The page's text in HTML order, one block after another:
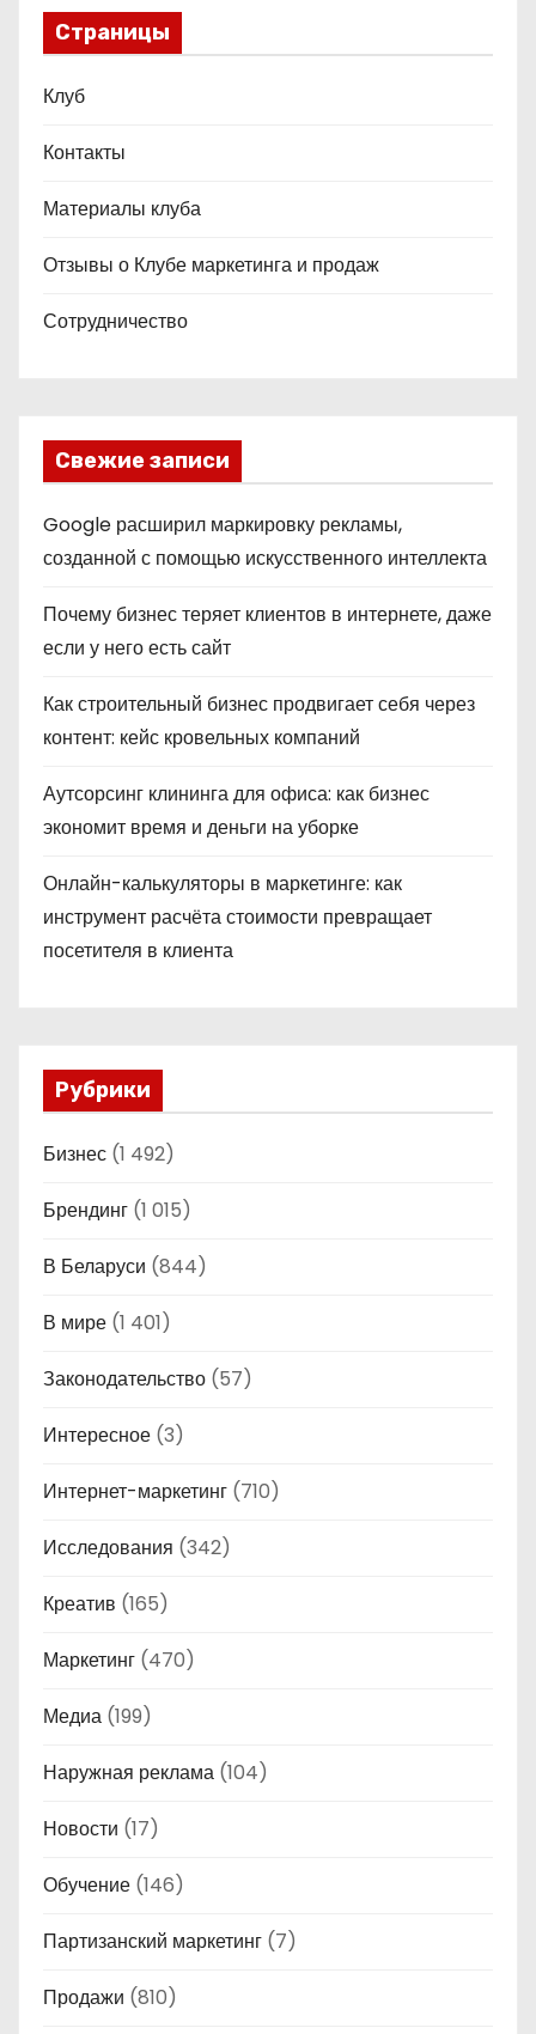
Страницы
Клуб
Контакты
Материалы клуба
Отзывы о Клубе маркетинга и продаж
Сотрудничество
Свежие записи
Google расширил маркировку рекламы,
созданной с помощью искусственного интеллекта
Почему бизнес теряет клиентов в интернете, даже
если у него есть сайт
Как строительный бизнес продвигает себя через
контент: кейс кровельных компаний
Аутсорсинг клининга для офиса: как бизнес
экономит время и деньги на уборке
Онлайн-калькуляторы в маркетинге: как
инструмент расчёта стоимости превращает
посетителя в клиента
Рубрики
Бизнес (1 492)
Брендинг (1 015)
В Беларуси (844)
В мире (1 401)
Законодательство (57)
Интересное (3)
Интернет-маркетинг (710)
Исследования (342)
Креатив (165)
Маркетинг (470)
Медиа (199)
Наружная реклама (104)
Новости (17)
Обучение (146)
Партизанский маркетинг (7)
Продажи (810)